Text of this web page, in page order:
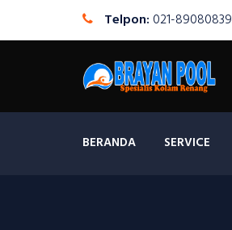
Telpon: 021-89080839
BERANDA SERVICE